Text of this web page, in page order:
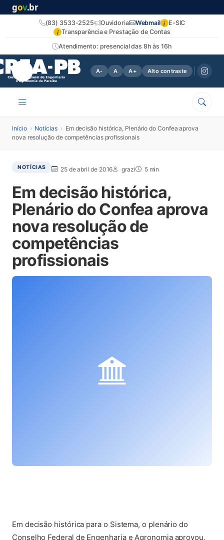
gov.br
Atendimento: presencial das 8h às 16h
(83) 3533-2525 Ouvidoria Webmail i E-SIC
i Transparência e Prestação de Contas
A- A A+ Alto contraste
Início › Notícias › Em decisão histórica, Plenário do Confea aprova
nova resolução de competências profissionais
NOTÍCIAS 25 de abril de 2016 grazi 5 min
Em decisão histórica,
Plenário do Confea aprova
nova resolução de
competências
profissionais
Em decisão histórica para o Sistema, o plenário do
Conselho Federal de Engenharia e Agronomia aprovou,